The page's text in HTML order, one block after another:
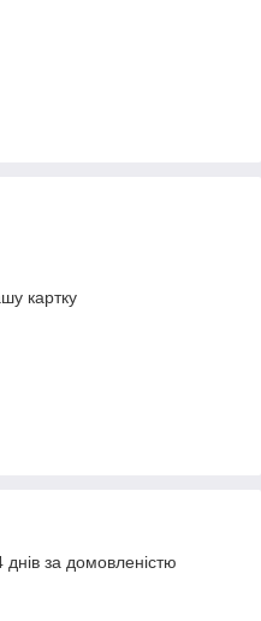
картку
за домовленістю